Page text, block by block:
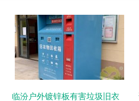
临汾户外镀锌板有害垃圾旧衣